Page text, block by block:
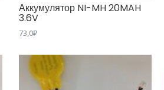
Аккумулятор NI-MH 20MAH
3.6V
73,0₽